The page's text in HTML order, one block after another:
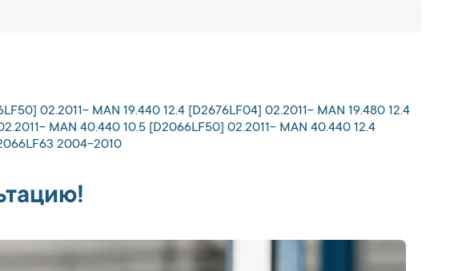
02.2011- MAN 19.440 12.4 [D2676LF04] 02.2011- MAN 19.480 12.4
MAN 40.440 10.5 [D2066LF50] 02.2011- MAN 40.440 12.4
2004-2010